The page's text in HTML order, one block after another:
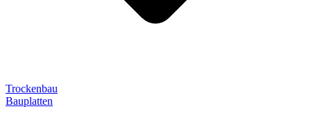
Trockenbau
Bauplatten